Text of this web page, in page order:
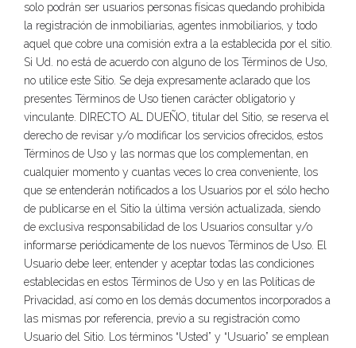
solo podrán ser usuarios personas físicas quedando prohibida
la registración de inmobiliarias, agentes inmobiliarios, y todo
aquel que cobre una comisión extra a la establecida por el sitio.
Si Ud. no está de acuerdo con alguno de los Términos de Uso,
no utilice este Sitio. Se deja expresamente aclarado que los
presentes Términos de Uso tienen carácter obligatorio y
vinculante. DIRECTO AL DUEÑO, titular del Sitio, se reserva el
derecho de revisar y/o modificar los servicios ofrecidos, estos
Términos de Uso y las normas que los complementan, en
cualquier momento y cuantas veces lo crea conveniente, los
que se entenderán notificados a los Usuarios por el sólo hecho
de publicarse en el Sitio la última versión actualizada, siendo
de exclusiva responsabilidad de los Usuarios consultar y/o
informarse periódicamente de los nuevos Términos de Uso. El
Usuario debe leer, entender y aceptar todas las condiciones
establecidas en estos Términos de Uso y en las Políticas de
Privacidad, así como en los demás documentos incorporados a
las mismas por referencia, previo a su registración como
Usuario del Sitio. Los términos “Usted” y “Usuario” se emplean